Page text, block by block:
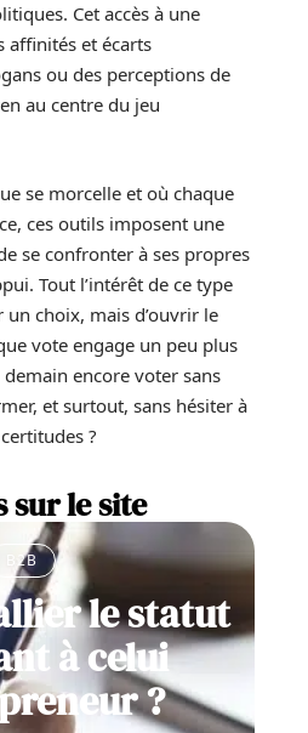
Cet accès à une
affinités et écarts
ou des perceptions de
au centre du jeu
se morcelle et où chaque
ces outils imposent une
se confronter à ses propres
Tout l’intérêt de ce type
un choix, mais d’ouvrir le
vote engage un peu plus
encore voter sans
et surtout, sans hésiter à
?
sur le site
B2B
le statut
à celui
?